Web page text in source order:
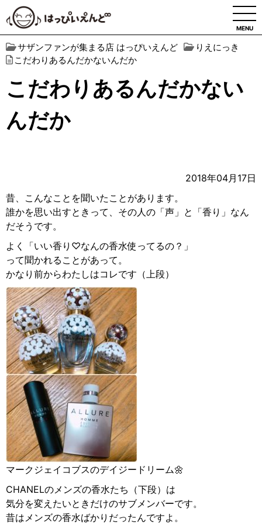
MENU
サザンファンが集まる店 はっぴいえんど
りえにっき
こだわりあるんだかないんだか
こだわりあるんだかない
んだか
2018年04月17日
昔、こんなことを聞いたことがあります。
誰かを思い出すときって、その人の「声」と「香り」なん
だそうです。
よく「いい香り♡なんの香水使ってるの？」
って聞かれることがあって。
かなり前からわたしはコレです（上段）
マークジェイコブスのデイジードリーム🌼
CHANELのメンズの香水たち（下段）は
気分を変えたいときだけのサブメンバーです。
昔はメンズの香水ばかりだったんですよ。